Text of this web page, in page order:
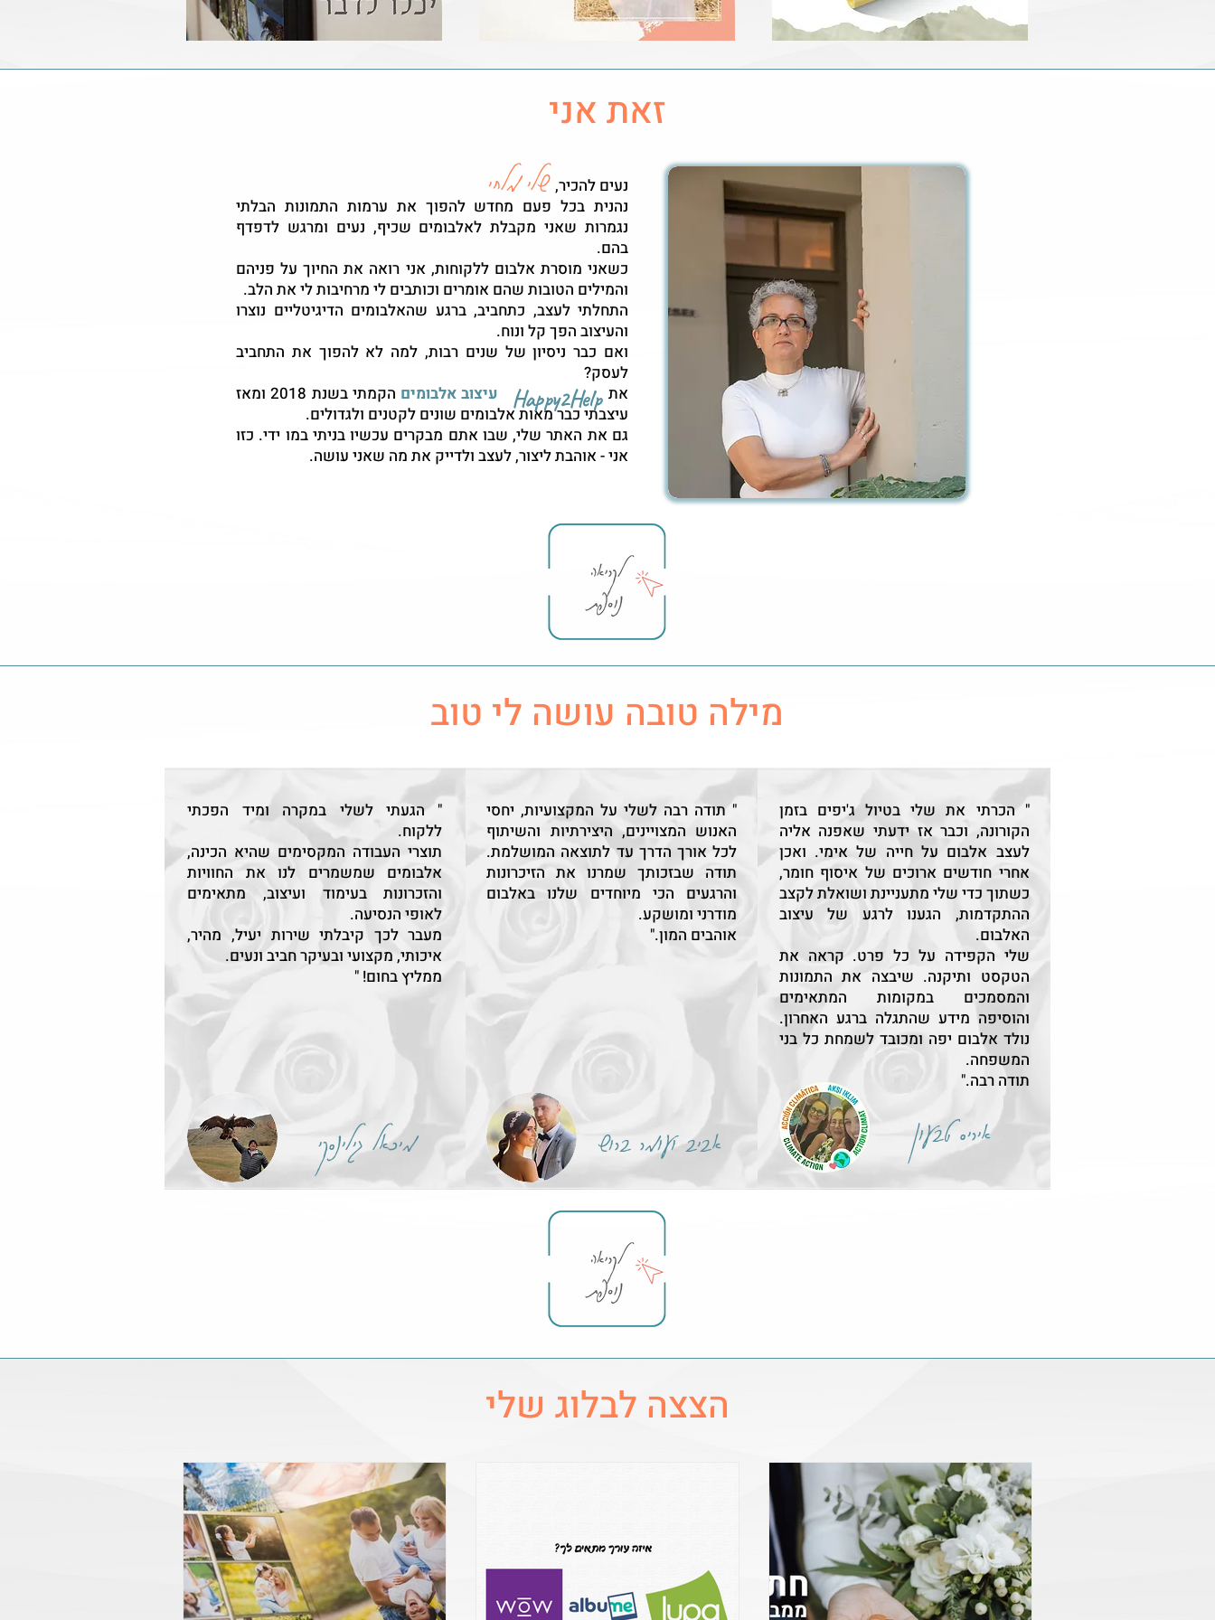
זאת אני
נעים להכיר,שלימלחי
נהנית בכל פעם מחדש להפוך את ערמות התמונות הבלתי
נגמרות שאני מקבלת לאלבומים שכיף, נעים ומרגש לדפדף
בהם.
כשאני מוסרת אלבום ללקוחות, אני רואה את החיוך על פניהם
והמילים הטובות שהם אומרים וכותבים לי מרחיבות לי את הלב.
התחלתי לעצב, כתחביב, ברגע שהאלבומים הדיגיטליים נוצרו
והעיצוב הפך קל ונוח.
ואם כבר ניסיון של שנים רבות, למה לא להפוך את התחביב
לעסק?
את עיצוב אלבומים
הקמתי בשנת 2018 ומאז
עיצבתי כבר מאות אלבומים שונים לקטנים ולגדולים.
גם את האתר שלי, שבו אתם מבקרים עכשיו בניתי במו ידי. כזו
אני - אוהבת ליצור, לעצב ולדייק את מה שאני עושה.
Happy2Help
מילה טובה עושה לי טוב
" הגעתי לשלי במקרה ומיד הפכתי
ללקוח.
תוצרי העבודה המקסימים שהיא הכינה,
אלבומים שמשמרים לנו את החוויות
והזכרונות בעימוד ועיצוב, מתאימים
לאופי הנסיעה.
מעבר לכך קיבלתי שירות יעיל, מהיר,
איכותי, מקצועי ובעיקר חביב ונעים.
ממליץ בחום! "
מיכאל גילינסקי
" תודה רבה לשלי על המקצועיות, יחסי
האנוש המצויינים, היצירתיות והשיתוף
לכל אורך הדרך עד לתוצאה המושלמת.
תודה שבזכותך שמרנו את הזיכרונות
והרגעים הכי מיוחדים שלנו באלבום
מודרני ומושקע.
אוהבים המון."
אביב ועומר ברוש
" הכרתי את שלי בטיול ג'יפים בזמן
הקורונה, וכבר אז ידעתי שאפנה אליה
לעצב אלבום על חייה של אימי. ואכן
אחרי חודשים ארוכים של איסוף חומר,
כשתוך כדי שלי מתעניינת ושואלת לקצב
ההתקדמות, הגענו לרגע של עיצוב
האלבום.
שלי הקפידה על כל פרט. קראה את
הטקסט ותיקנה. שיבצה את התמונות
והמסמכים במקומות המתאימים
והוסיפה מידע שהתגלה ברגע האחרון.
נולד אלבום יפה ומכובד לשמחת כל בני
המשפחה.
תודה רבה."
איריס טבעון
הצצה לבלוג שלי